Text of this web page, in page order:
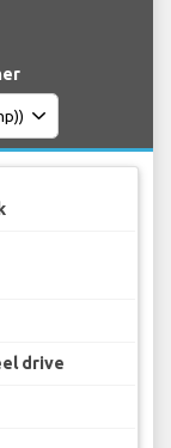
drive